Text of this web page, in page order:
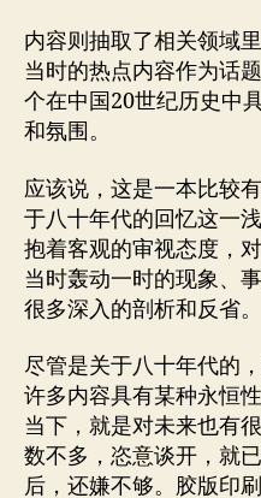
内容则抽取了相关领域
当时的热点内容作为话
个在中国20世纪历史中
和氛围。
应该说，这是一本比较
于八十年代的回忆这一
抱着客观的审视态度，
当时轰动一时的现象、
很多深入的剖析和反省。
尽管是关于八十年代的
许多内容具有某种永恒
当下，就是对未来也有
数不多，恣意谈开，就
后，还嫌不够。胶版印